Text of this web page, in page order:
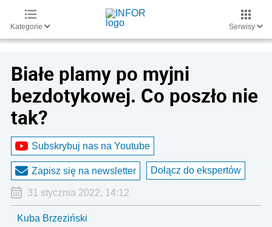
Kategorie Serwisy
Białe plamy po myjni
bezdotykowej. Co poszło nie
tak?
Subskrybuj nas na Youtube
Zapisz się na newsletter Dołącz do ekspertów
31 stycznia 2022, 14:12
Kuba Brzeziński